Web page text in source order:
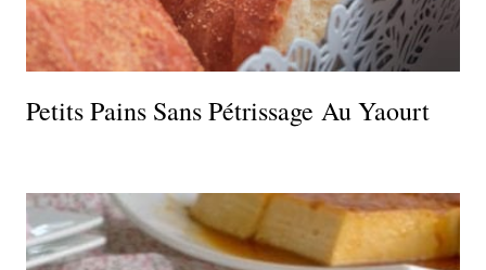
Petits Pains Sans Pétrissage Au Yaourt